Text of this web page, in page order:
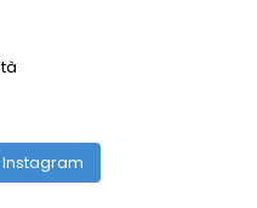
a New York #neve
la ruspa… finisce